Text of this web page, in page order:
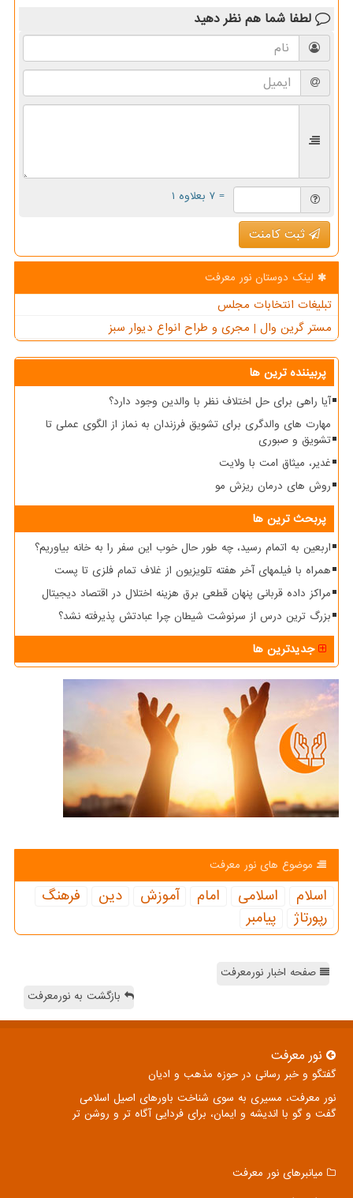
لطفا شما هم نظر دهید
= ۷ بعلاوه ۱
ثبت کامنت
لینک دوستان نور معرفت
تبلیغات انتخابات مجلس
مستر گرین وال | مجری و طراح انواع دیوار سبز
پربیننده ترین ها
آیا راهی برای حل اختلاف نظر با والدین وجود دارد؟
مهارت های والدگری برای تشویق فرزندان به نماز از الگوی عملی تا
تشویق و صبوری
غدیر، میثاق امت با ولایت
روش های درمان ریزش مو
پربحث ترین ها
اربعین به اتمام رسید، چه طور حال خوب این سفر را به خانه بیاوریم؟
همراه با فیلمهای آخر هفته تلویزیون از غلاف تمام فلزی تا پست
مراکز داده قربانی پنهان قطعی برق هزینه اختلال در اقتصاد دیجیتال
بزرگ ترین درس از سرنوشت شیطان چرا عبادتش پذیرفته نشد؟
جدیدترین ها
موضوع های نور معرفت
اسلام اسلامی امام آموزش دین
فرهنگ
رپورتاژ
پیامبر
صفحه اخبار نورمعرفت
بازگشت به نورمعرفت
نور معرفت
گفتگو و خبر رسانی در حوزه مذهب و ادیان
نور معرفت، مسیری به سوی شناخت باورهای اصیل اسلامی
گفت و گو با اندیشه و ایمان، برای فردایی آگاه تر و روشن تر
میانبرهای نور معرفت